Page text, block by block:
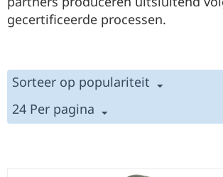
gecertificeerde processen.
Sorteer op populariteit
24 Per pagina